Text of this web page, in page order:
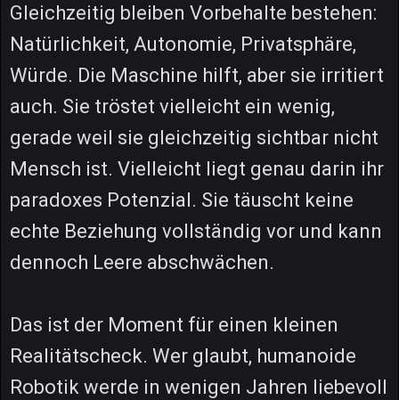
Gleichzeitig bleiben Vorbehalte bestehen:
Natürlichkeit, Autonomie, Privatsphäre,
Würde. Die Maschine hilft, aber sie irritiert
auch. Sie tröstet vielleicht ein wenig,
gerade weil sie gleichzeitig sichtbar nicht
Mensch ist. Vielleicht liegt genau darin ihr
paradoxes Potenzial. Sie täuscht keine
echte Beziehung vollständig vor und kann
dennoch Leere abschwächen.
Das ist der Moment für einen kleinen
Realitätscheck. Wer glaubt, humanoide
Robotik werde in wenigen Jahren liebevoll